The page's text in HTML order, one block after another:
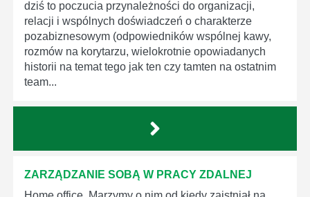
dziś to poczucia przynależności do organizacji,
relacji i wspólnych doświadczeń o charakterze
pozabiznesowym (odpowiedników wspólnej kawy,
rozmów na korytarzu, wielokrotnie opowiadanych
historii na temat tego jak ten czy tamten na ostatnim
team...
ZARZĄDZANIE SOBĄ W PRACY ZDALNEJ